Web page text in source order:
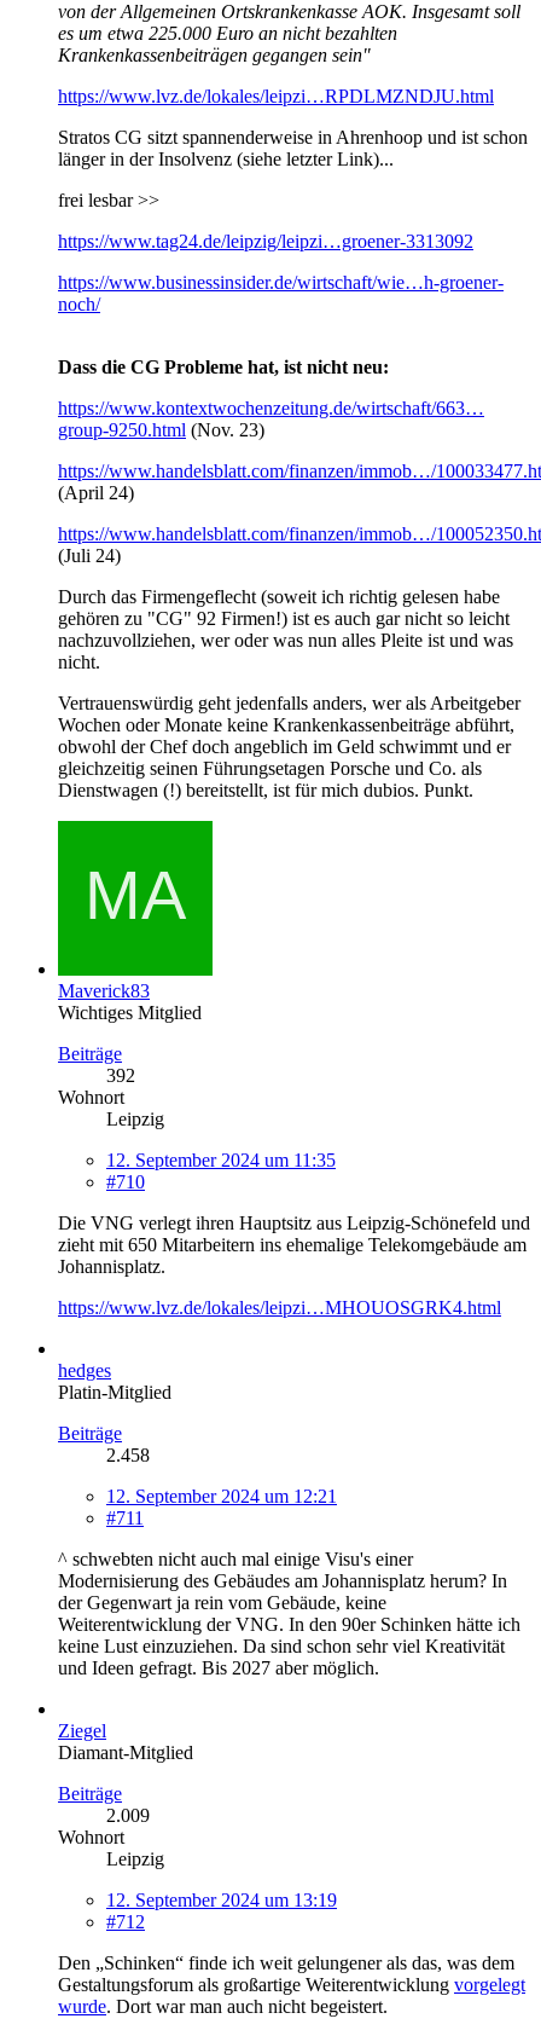
von der Allgemeinen Ortskrankenkasse AOK. Insgesamt soll
es um etwa 225.000 Euro an nicht bezahlten
Krankenkassenbeiträgen gegangen sein"
https://www.lvz.de/lokales/leipzi…RPDLMZNDJU.html
Stratos CG sitzt spannenderweise in Ahrenhoop und ist schon
länger in der Insolvenz (siehe letzter Link)...
frei lesbar >>
https://www.tag24.de/leipzig/leipzi…groener-3313092
https://www.businessinsider.de/wirtschaft/wie…h-groener-
noch/
Dass die CG Probleme hat, ist nicht neu:
https://www.kontextwochenzeitung.de/wirtschaft/663…
group-9250.html (Nov. 23)
https://www.handelsblatt.com/finanzen/immob…/
(April 24)
https://www.handelsblatt.com/finanzen/immob…/
(Juli 24)
Durch das Firmengeflecht (soweit ich richtig gelesen habe
gehören zu "CG" 92 Firmen!) ist es auch gar nicht so leicht
nachzuvollziehen, wer oder was nun alles Pleite ist und was
nicht.
Vertrauenswürdig geht jedenfalls anders, wer als Arbeitgeber
Wochen oder Monate keine Krankenkassenbeiträge abführt,
obwohl der Chef doch angeblich im Geld schwimmt und er
gleichzeitig seinen Führungsetagen Porsche und Co. als
Dienstwagen (!) bereitstellt, ist für mich dubios. Punkt.
Maverick83
Wichtiges Mitglied
Beiträge
392
Wohnort
Leipzig
12. September 2024 um 11:35
#710
Die VNG verlegt ihren Hauptsitz aus Leipzig-Schönefeld und
zieht mit 650 Mitarbeitern ins ehemalige Telekomgebäude am
Johannisplatz.
https://www.lvz.de/lokales/leipzi…MHOUOSGRK4.html
hedges
Platin-Mitglied
Beiträge
2.458
12. September 2024 um 12:21
#711
^ schwebten nicht auch mal einige Visu's einer
Modernisierung des Gebäudes am Johannisplatz herum? In
der Gegenwart ja rein vom Gebäude, keine
Weiterentwicklung der VNG. In den 90er Schinken hätte ich
keine Lust einzuziehen. Da sind schon sehr viel Kreativität
und Ideen gefragt. Bis 2027 aber möglich.
Ziegel
Diamant-Mitglied
Beiträge
2.009
Wohnort
Leipzig
12. September 2024 um 13:19
#712
Den „Schinken“ finde ich weit gelungener als das, was dem
Gestaltungsforum als großartige Weiterentwicklung vorgelegt
wurde. Dort war man auch nicht begeistert.